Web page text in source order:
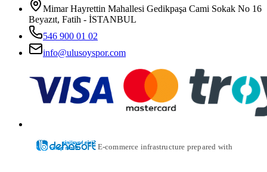
Mimar Hayrettin Mahallesi Gedikpaşa Cami Sokak No 16
Beyazıt, Fatih - İSTANBUL
546 900 01 02
info@ulusoyspor.com
E-commerce infrastructure prepared with